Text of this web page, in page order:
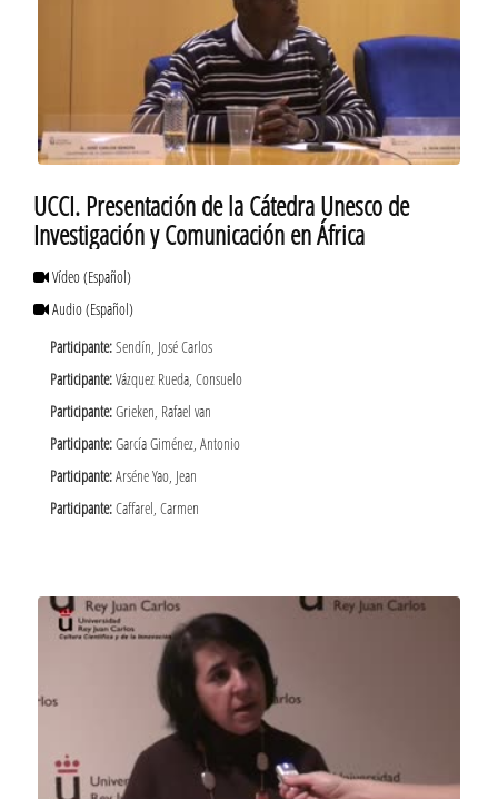
UCCI. Presentación de la Cátedra Unesco de
Investigación y Comunicación en África
Vídeo(Español)
Audio(Español)
Participante:Sendín, José Carlos
Participante:Vázquez Rueda, Consuelo
Participante:Grieken, Rafael van
Participante:García Giménez, Antonio
Participante:Arséne Yao, Jean
Participante:Caffarel, Carmen